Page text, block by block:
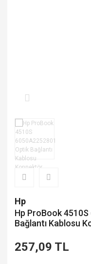
Hp
Hp ProBook
Bağlantı Kablosu
257,09 TL